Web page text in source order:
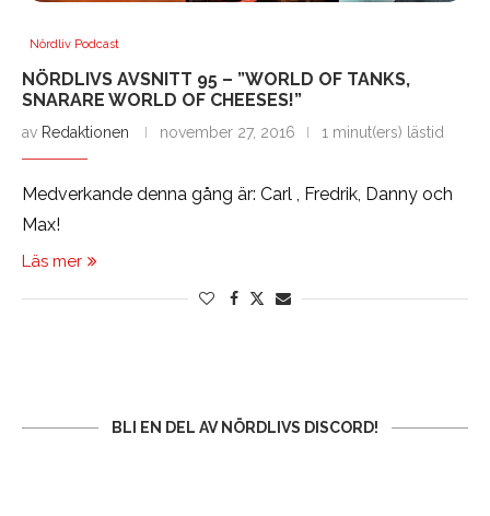
Nördliv Podcast
NÖRDLIVS AVSNITT 95 – ”WORLD OF TANKS,
SNARARE WORLD OF CHEESES!”
av Redaktionen november 27, 2016 1 minut(ers) lästid
Medverkande denna gång är: Carl , Fredrik, Danny och
Max!
Läs mer
BLI EN DEL AV NÖRDLIVS DISCORD!